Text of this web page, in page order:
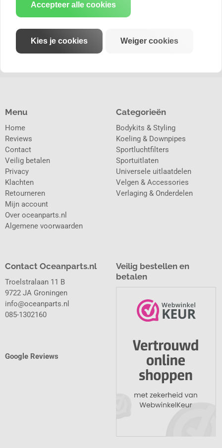
Categorieën
Bodykits & Styling
Koeling & Downpipes
Sportluchtfilters
Sportuitlaten
Universele uitlaatdelen
Velgen & Accessories
Verlaging & Onderdelen
Menu
Home
Reviews
Contact
Veilig betalen
Privacy
Klachten
Retourneren
Mijn account
Over oceanparts.nl
Algemene voorwaarden
Contact Oceanparts.nl
Troelstralaan 11 B
9722 JA Groningen
info@oceanparts.nl
085-1302160
Google Reviews
Veilig bestellen en
betalen
Accepteer alle cookies
Kies je cookies Weiger cookies